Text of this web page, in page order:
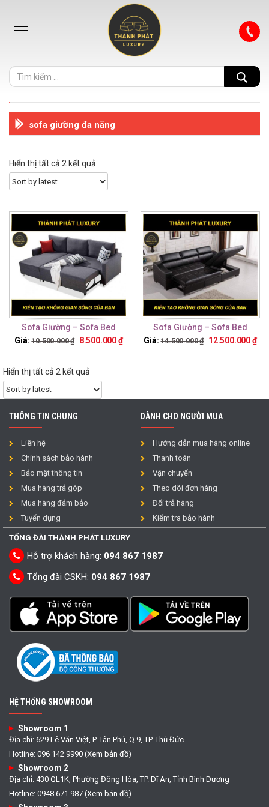
sofa giường đa năng
Hiển thị tất cả 2 kết quả
Sofa Giường – Sofa Bed
TTG3
Giá: 10.500.000₫ 8.500.000₫
Sofa Giường – Sofa Bed
TTG2
Giá: 14.500.000₫ 12.500.000₫
Hiển thị tất cả 2 kết quả
THÔNG TIN CHUNG
Liên hệ
Chính sách bảo hành
Bảo mật thông tin
Mua hàng trả góp
Mua hàng đảm bảo
Tuyển dụng
DÀNH CHO NGƯỜI MUA
Hướng dẫn mua hàng online
Thanh toán
Vận chuyển
Theo dõi đơn hàng
Đổi trả hàng
Kiểm tra bảo hành
TỔNG ĐÀI THÀNH PHÁT LUXURY
Hỗ trợ khách hàng: 094 867 1987
Tổng đài CSKH: 094 867 1987
HỆ THỐNG SHOWROOM
Showroom 1
Địa chỉ: 629 Lê Văn Việt, P. Tân Phú, Q.9, TP. Thủ Đức
Hotline: 096 142 9990 (Xem bản đồ)
Showroom 2
Địa chỉ: 430 QL1K, Phường Đông Hòa, TP. Dĩ An, Tỉnh Bình Dương
Hotline: 0948 671 987 (Xem bản đồ)